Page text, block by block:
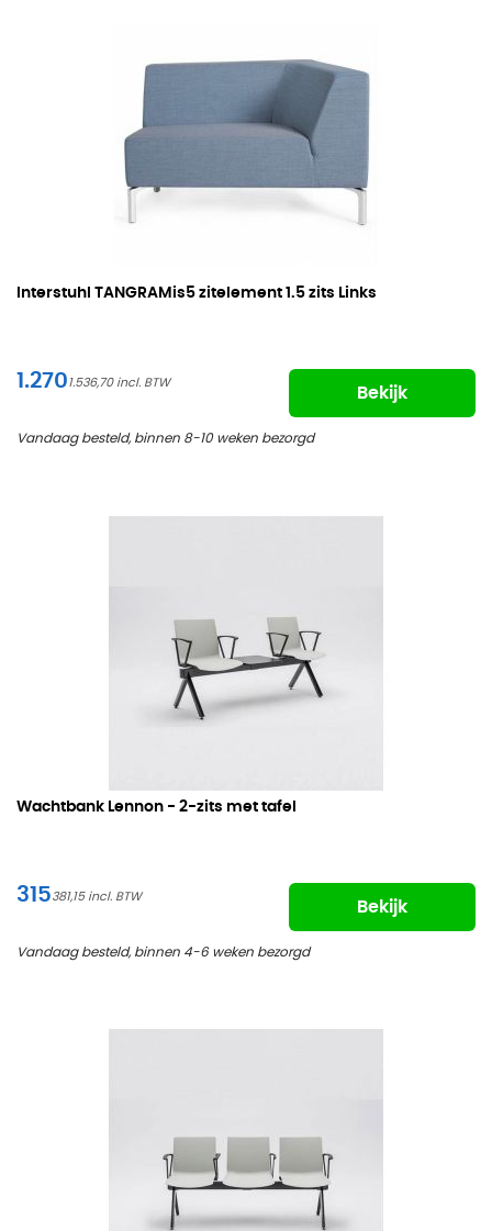
Interstuhl TANGRAMis5 zitelement 1.5 zits Links
1.2701.536,70
Bekijk
Vandaag besteld, binnen 8-10 weken bezorgd
Wachtbank Lennon - 2-zits met tafel
315381,15
Bekijk
Vandaag besteld, binnen 4-6 weken bezorgd